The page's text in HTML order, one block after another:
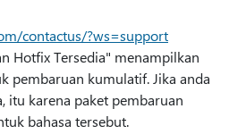
contactus/?ws=support
Hotfix Tersedia" menampilkan
pembaruan kumulatif. Jika anda
itu karena paket pembaruan
bahasa tersebut.